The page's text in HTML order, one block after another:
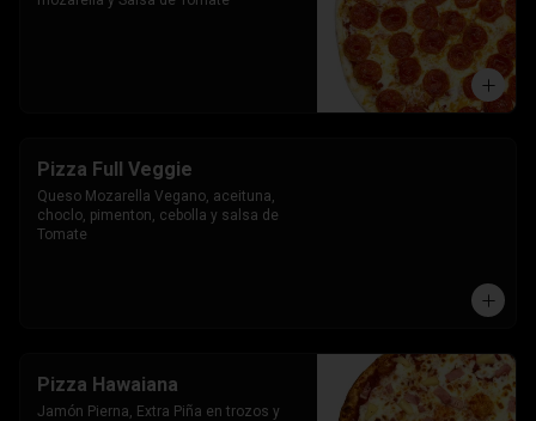
Pizza Full Veggie
Queso Mozarella Vegano, aceituna,
choclo, pimenton, cebolla y salsa de
Tomate
Pizza Hawaiana
Jamón Pierna, Extra Piña en trozos y